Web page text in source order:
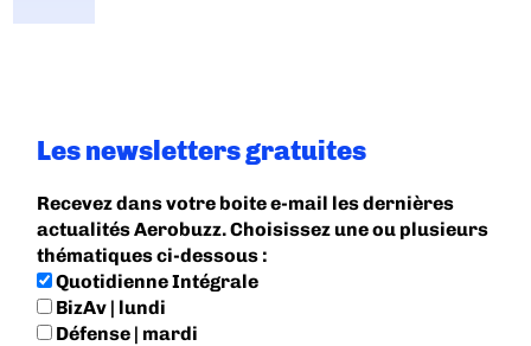
Les newsletters gratuites
Recevez dans votre boite e-mail les dernières
actualités Aerobuzz. Choisissez une ou plusieurs
thématiques ci-dessous :
Quotidienne Intégrale
BizAv | lundi
Défense | mardi